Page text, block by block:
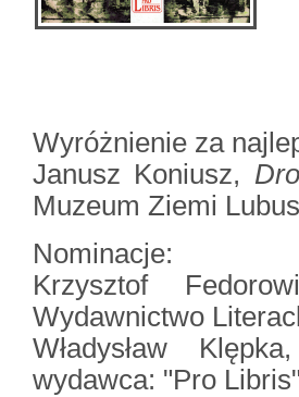
Wyróżnienie za
Janusz Koniusz,
Muzeum Ziemi
Nominacje:
Krzysztof
Wydawnictwo
Władysław Klępka,
wydawca: "Pro